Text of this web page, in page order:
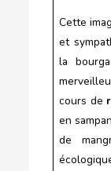
Cette
et
la
cours de
en
de